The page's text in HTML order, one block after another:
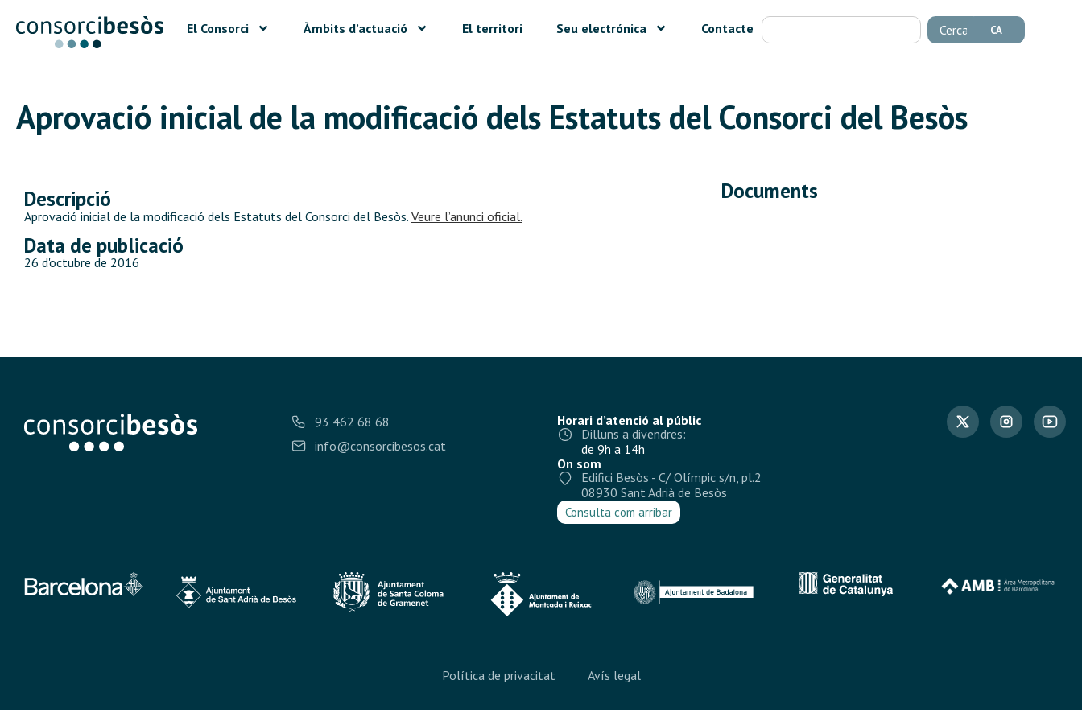
El Consorci Àmbits d’actuació El territori Seu electrónica Contacte Cerca CA
Aprovació inicial de la modificació dels Estatuts del Consorci del Besòs
Descripció
Aprovació inicial de la modificació dels Estatuts del Consorci del Besòs. Veure l’anunci oficial.
Data de publicació
26 d'octubre de 2016
Documents
93 462 68 68
info@consorcibesos.cat
Horari d’atenció al públic
Dilluns a divendres:
de 9h a 14h
On som
Edifici Besòs - C/ Olímpic s/n, pl.2
08930 Sant Adrià de Besòs
Consulta com arribar
Política de privacitat Avís legal